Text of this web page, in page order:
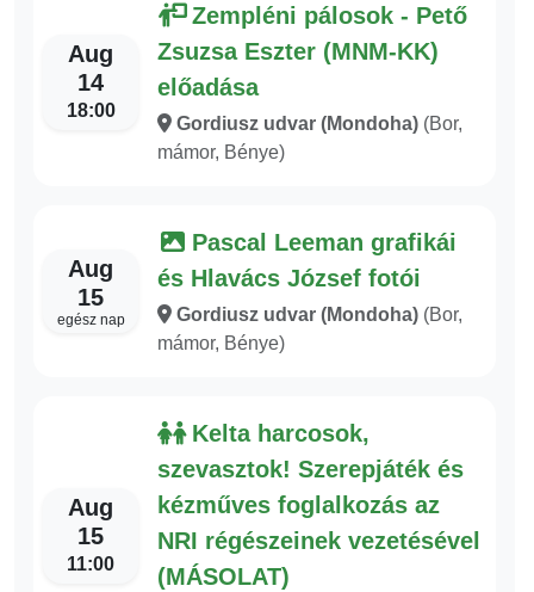
Aug
14
18:00
Zempléni pálosok - Pető
Zsuzsa Eszter (MNM-KK)
előadása
Gordiusz udvar (Mondoha) (Bor,
mámor, Bénye)
Aug
15
egész nap
Pascal Leeman grafikái
és Hlavács József fotói
Gordiusz udvar (Mondoha) (Bor,
mámor, Bénye)
Aug
15
11:00
Kelta harcosok,
szevasztok! Szerepjáték és
kézműves foglalkozás az
NRI régészeinek vezetésével
(MÁSOLAT)